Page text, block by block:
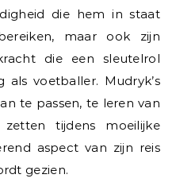
die hem in staat
maar ook zijn
die een sleutelrol
voetballer. Mudryk’s
te passen, te leren van
tijdens moeilijke
aspect van zijn reis
gezien.